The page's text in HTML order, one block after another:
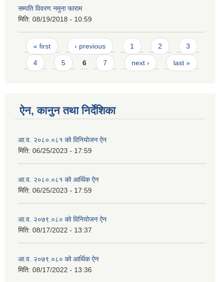
सम्पति विवरण नमुना फाराम
मिति: 08/19/2018 - 10:59
Pages
« first ‹ previous 1 2 3
4 5 6 7 next › last »
ऐन, कानुन तथा निर्देशिका
आ.व. २०८०.०८१ को विनियोजन ऐन
मिति: 06/25/2023 - 17:59
आ.व. २०८०.०८१ को आर्थिक ऐन
मिति: 06/25/2023 - 17:59
आ.व. २०७९.०८० को विनियोजन ऐन
मिति: 08/17/2022 - 13:37
आ.व. २०७९.०८० को आर्थिक ऐन
मिति: 08/17/2022 - 13:36